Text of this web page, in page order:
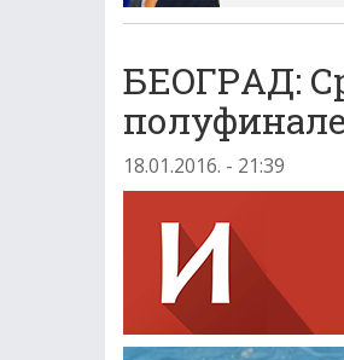
БEOГРAД:
18.01.2016. - 21:39